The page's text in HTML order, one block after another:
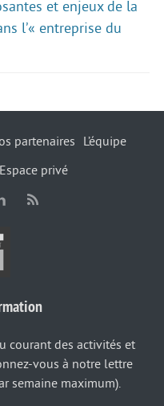
et enjeux de la
l’« entreprise du
partenaires
L’équipe
Espace privé
courant des activités et
vous à notre lettre
semaine maximum).